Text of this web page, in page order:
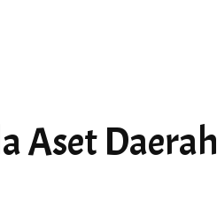
Aset Daerah